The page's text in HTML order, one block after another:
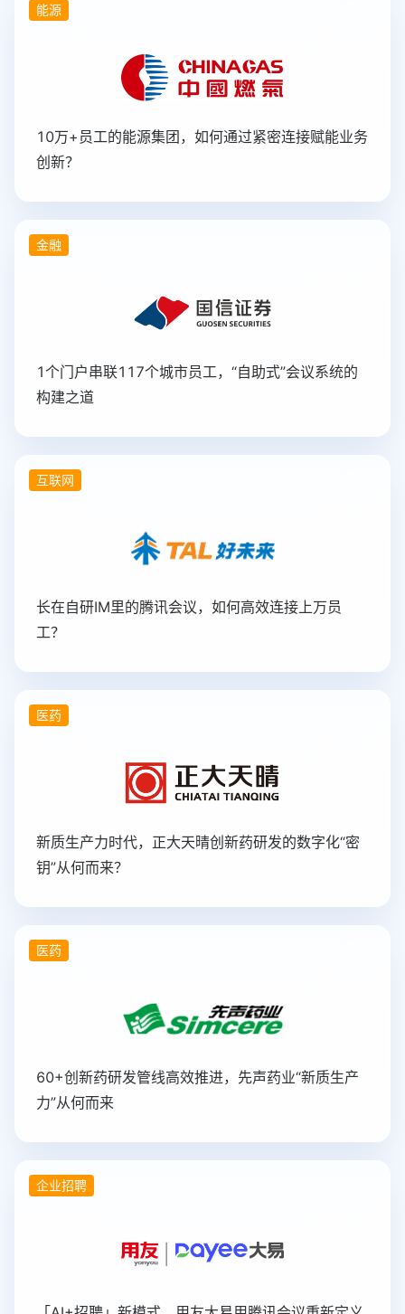
能源
10万+员工的能源集团，如何通过紧密连接赋能业务
创新？
金融
1个门户串联117个城市员工，“自助式”会议系统的
构建之道
互联网
长在自研IM里的腾讯会议，如何高效连接上万员
工？
医药
新质生产力时代，正大天晴创新药研发的数字化“密
钥”从何而来？
医药
60+创新药研发管线高效推进，先声药业“新质生产
力”从何而来
企业招聘